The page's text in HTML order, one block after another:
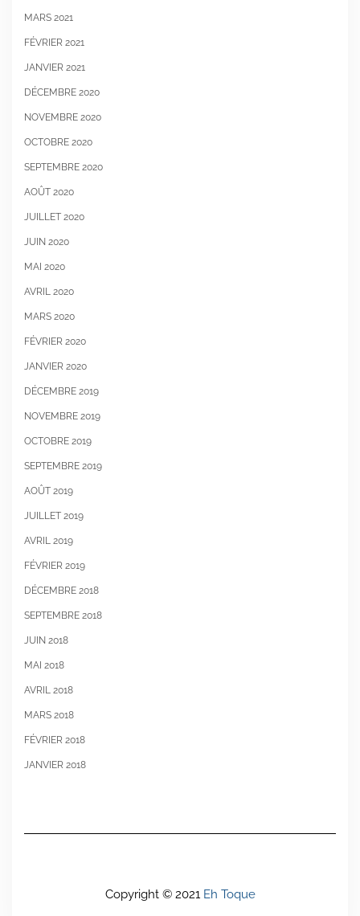
MARS 2021
FÉVRIER 2021
JANVIER 2021
DÉCEMBRE 2020
NOVEMBRE 2020
OCTOBRE 2020
SEPTEMBRE 2020
AOÛT 2020
JUILLET 2020
JUIN 2020
MAI 2020
AVRIL 2020
MARS 2020
FÉVRIER 2020
JANVIER 2020
DÉCEMBRE 2019
NOVEMBRE 2019
OCTOBRE 2019
SEPTEMBRE 2019
AOÛT 2019
JUILLET 2019
AVRIL 2019
FÉVRIER 2019
DÉCEMBRE 2018
SEPTEMBRE 2018
JUIN 2018
MAI 2018
AVRIL 2018
MARS 2018
FÉVRIER 2018
JANVIER 2018
Copyright © 2021 Eh Toque